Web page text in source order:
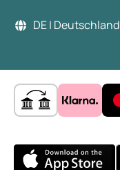
DE | Deutschland